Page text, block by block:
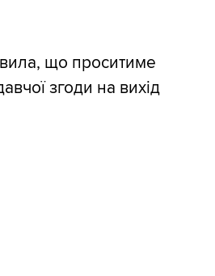
що проситиме
згоди на вихід